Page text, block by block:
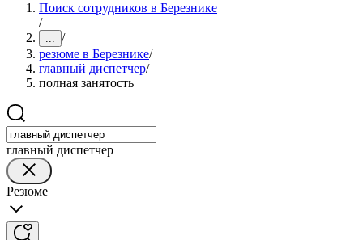
Поиск сотрудников в Березнике
/
... /
резюме в Березнике/
главный диспетчер/
полная занятость
главный диспетчер
Резюме